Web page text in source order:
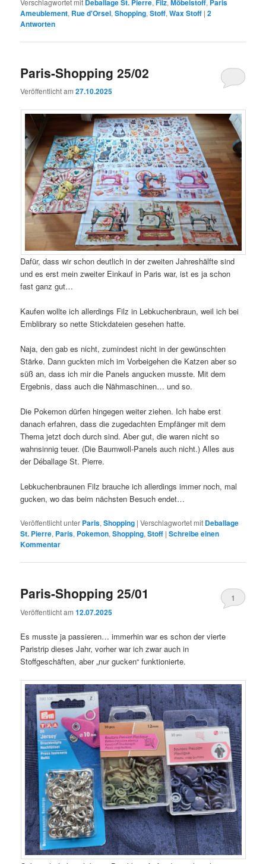
Deballage St. Pierre Filz Möbelstoff Paris
Ameublement, Rue d'Orsel,Shopping,Stoff,Wax Stoff |2
Antworten
Paris-Shopping 25/02
Veröffentlicht am27.10.2025
Dafür, dass wir schon deutlich in der zweiten Jahreshälfte sind
und es erst mein zweiter Einkauf in Paris war, ist es ja schon
fast ganz gut…
Kaufen wollte ich allerdings Filz in Lebkuchenbraun, weil ich bei
Emblibrary so nette Stickdateien gesehen hatte.
Naja, den gab es nicht, zumindest nicht in der gewünschten
Stärke. Dann guckten mich im Vorbeigehen die Katzen aber so
süß an, dass ich mir die Panels angucken musste. Mit dem
Ergebnis, dass auch die Nähmaschinen… und so.
Die Pokemon dürfen hingegen weiter ziehen. Ich habe erst
danach erfahren, dass die zugedachten Empfänger mit dem
Thema jetzt doch durch sind. Aber gut, die waren nicht so
wahnsinnig teuer. (Die Baumwoll-Panels auch nicht.) Alles aus
der Déballage St. Pierre.
Lebkuchenbraunen Filz brauche ich allerdings immer noch, mal
gucken, wo das beim nächsten Besuch endet…
Veröffentlicht unter Paris,Shopping |Verschlagwortet mit Deballage
St. Pierre, Paris, Pokemon,Shopping,Stoff |Schreibe einen
Kommentar
Paris-Shopping 25/01
Veröffentlicht am12.07.2025
1
Es musste ja passieren… immerhin war es schon der vierte
Paristrip dieses Jahr, vorher war ich zwar auch in
Stoffgeschäften, aber „nur gucken“ funktionierte.